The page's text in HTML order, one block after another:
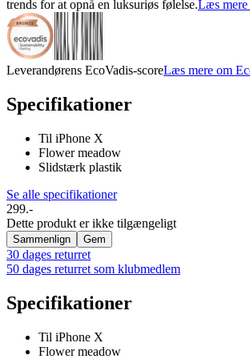
trends for at opnå en luksuriøs følelse.Læs mere
Leverandørens EcoVadis-scoreLæs mere om
Specifikationer
Til iPhone X
Flower meadow
Slidstærk plastik
Se alle specifikationer
299.-
Dette produkt er ikke tilgængeligt
Sammenlign Gem
30 dages returret
50 dages returret som klubmedlem
Specifikationer
Til iPhone X
Flower meadow